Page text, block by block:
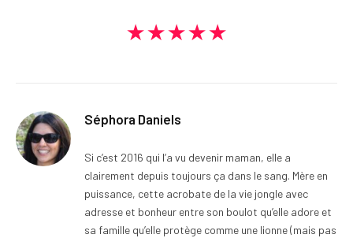
★★★★★
Séphora Daniels
Si c’est 2016 qui l’a vu devenir maman, elle a
clairement depuis toujours ça dans le sang. Mère en
puissance, cette acrobate de la vie jongle avec
adresse et bonheur entre son boulot qu’elle adore et
sa famille qu’elle protège comme une lionne (mais pas